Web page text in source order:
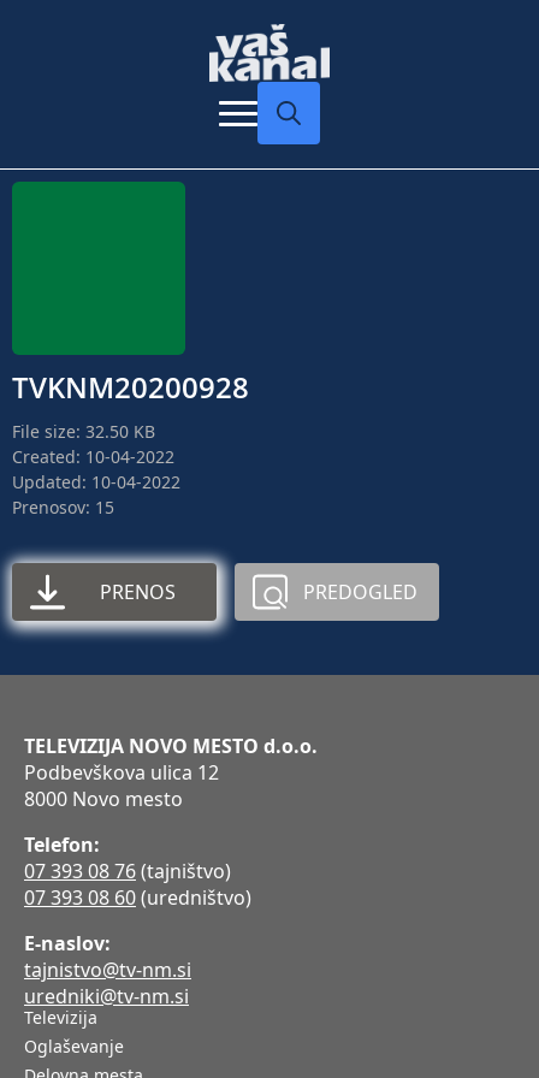
TVKNM20200928
File size: 32.50 KB
Created: 10-04-2022
Updated: 10-04-2022
Prenosov: 15
PRENOS PREDOGLED
TELEVIZIJA NOVO MESTO d.o.o.
Podbevškova ulica 12
8000 Novo mesto
Telefon:
07 393 08 76(tajništvo)
07 393 08 60(uredništvo)
E-naslov:
tajnistvo@tv-nm.si
uredniki@tv-nm.si
Televizija
Oglaševanje